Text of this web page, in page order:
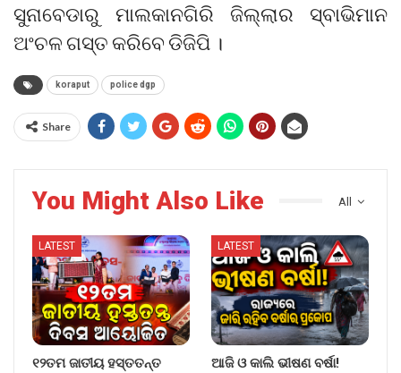
ସୁନାବେଡାରୁ ମାଲକାନଗିରି ଜିଲ୍ଲାର ସ୍ବାଭିମାନ
ଅଂଚଳ ଗସ୍ତ କରିବେ ଡିଜିପି ।
koraput police dgp
Share
All
You Might Also Like
LATEST
୧୨ତମ ଜାତୀୟ ହସ୍ତତନ୍ତ
LATEST
ଆଜି ଓ କାଲି ଭୀଷଣ ବର୍ଷା!